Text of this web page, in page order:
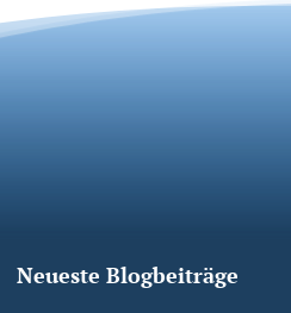
Neueste Blogbeiträge